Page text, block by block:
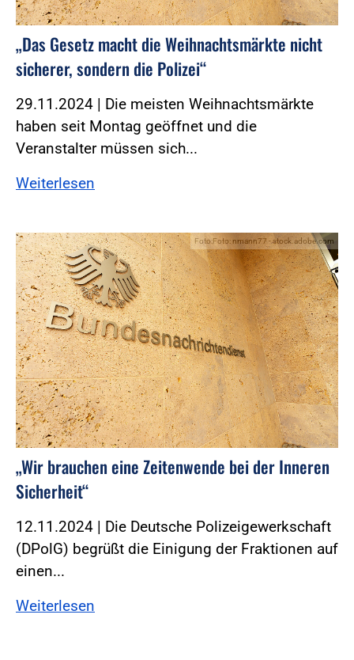
„Das Gesetz macht die Weihnachtsmärkte nicht
sicherer, sondern die Polizei“
29.11.2024 | Die meisten Weihnachtsmärkte
haben seit Montag geöffnet und die
Veranstalter müssen sich...
Weiterlesen
Foto:Foto: nmann77 - stock.adobe.com
„Wir brauchen eine Zeitenwende bei der Inneren
Sicherheit“
12.11.2024 | Die Deutsche Polizeigewerkschaft
(DPolG) begrüßt die Einigung der Fraktionen auf
einen...
Weiterlesen